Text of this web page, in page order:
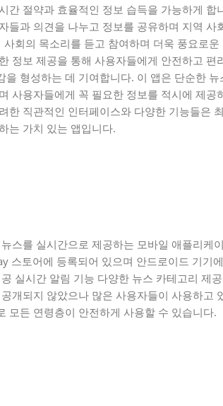
간 절약과 효율적인 정보 습득을 가능하게 합
들과 의견을 나누고 정보를 공유하며 지역 사
회의 목소리를 듣고 참여하며 더욱 풍요로
정보 제공을 통해 사용자들에게 안전하고 편
을 형성하는 데 기여합니다. 이 앱은 단순한
사용자들에게 꼭 필요한 정보를 적시에 제공
한 직관적인 인터페이스와 다양한 기능들은
는 가치 있는 앱입니다.
스를 실시간으로 제공하는 모바일 애플리케
스토어에 등록되어 있으며 안드로이드 기기
실시간 알림 기능 다양한 뉴스 카테고리 제
개되지 않았으나 많은 사용자들이 사용하고
모든 연령층이 안전하게 사용할 수 있습니다.